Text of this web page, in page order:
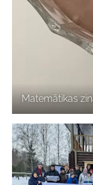
Matemātikas